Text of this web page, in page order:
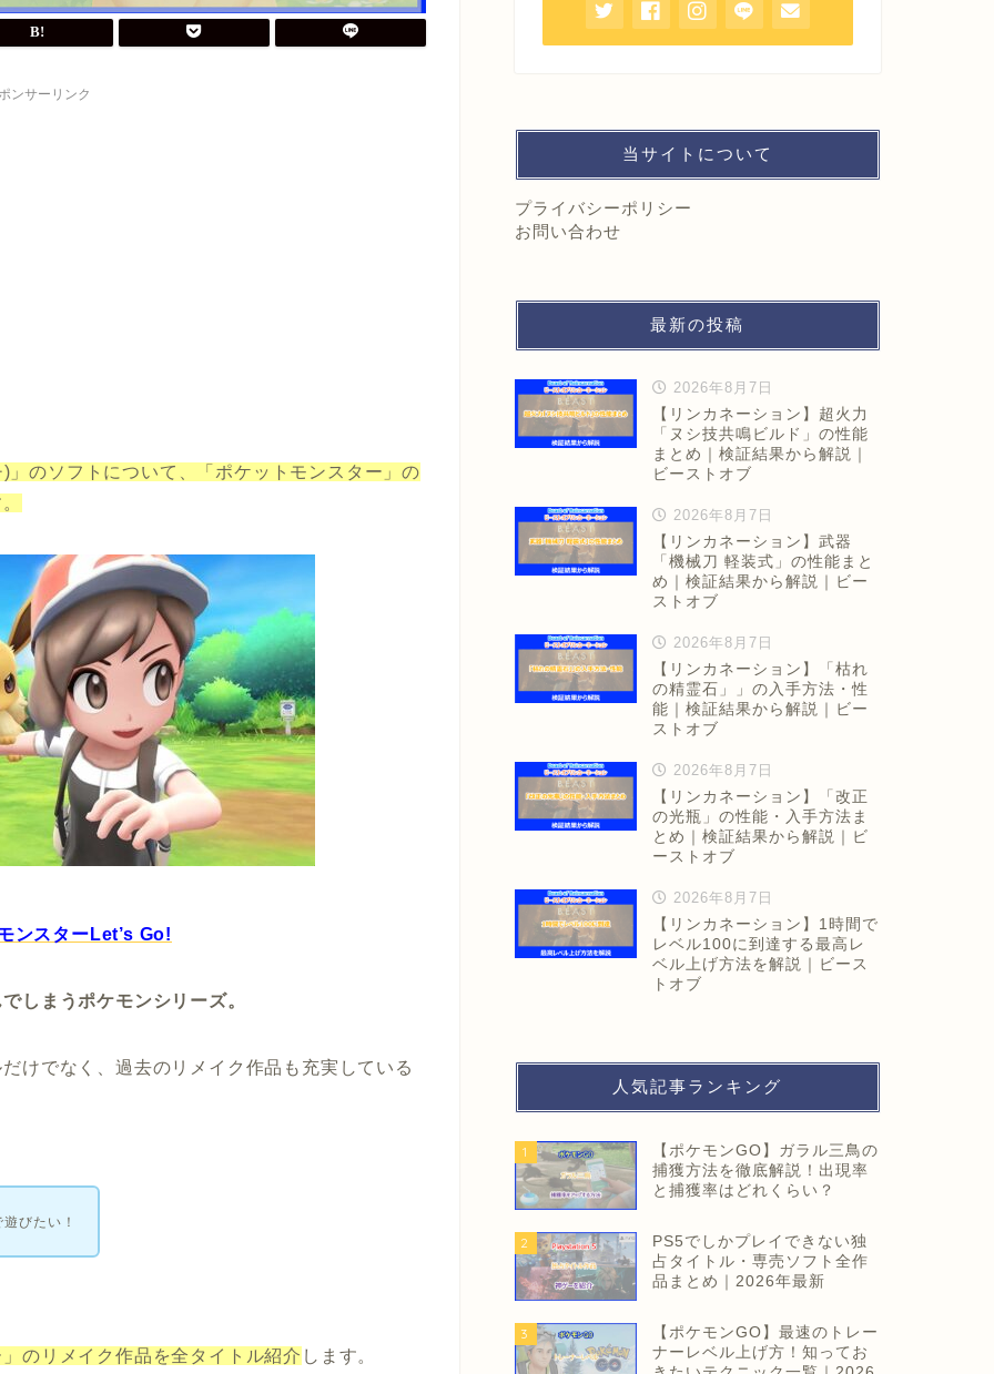
ンサーリンク
のソフトについて、「ポケットモンスター」の
ンスターLet’s Go!
しまうポケモンシリーズ。
けでなく、過去のリメイク作品も充実している
びたい！
のリメイク作品を全タイトル紹介 します。
当サイトについて
プライバシーポリシー
お問い合わせ
最新の投稿
2026年8月7日
【リンカネーション】超火力
「ヌシ技共鳴ビルド」の性能
まとめ｜検証結果から解説｜
ビーストオブ
2026年8月7日
【リンカネーション】武器
「機械刀 軽装式」の性能まと
め｜検証結果から解説｜ビー
ストオブ
2026年8月7日
【リンカネーション】「枯れ
の精霊石」」の入手方法・性
能｜検証結果から解説｜ビー
ストオブ
2026年8月7日
【リンカネーション】「改正
の光瓶」の性能・入手方法ま
とめ｜検証結果から解説｜ビ
ーストオブ
2026年8月7日
【リンカネーション】1時間で
レベル100に到達する最高レ
ベル上げ方法を解説｜ビース
トオブ
人気記事ランキング
1
【ポケモンGO】ガラル三鳥の
捕獲方法を徹底解説！出現率
と捕獲率はどれくらい？
2
PS5でしかプレイできない独
占タイトル・専売ソフト全作
品まとめ｜2026年最新
3
【ポケモンGO】最速のトレー
ナーレベル上げ方！知ってお